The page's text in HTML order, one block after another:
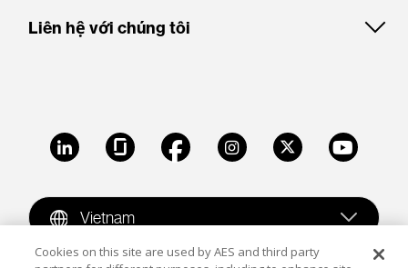
Liên hệ với chúng tôi
LinkedIn GlassdoorFacebookInstagramX Youtube
Vietnam
Cookies on this site are used by AES and third party